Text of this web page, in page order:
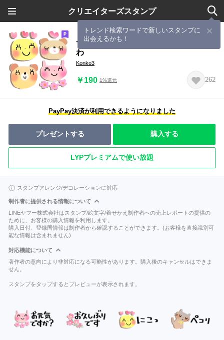
クリエイターズスタンプ
トレンド検索ワードで新しいスタンプに
出会えるかも！
サクっと送れる＊省スペース＊ゆるふ
わ
Konko3
￥190 1%還元 262
PayPay決済が利用できるようになりました
プレゼントする 購入する
LYPプレミアムで使い放題
スタンプアレンジ/デコレーションに対応
制作者に提供される情報について
LINEヤフー株式会社はスタンプ/絵文字/着せかえ制作者への売上レポートの提供の
ために、お客様の購入情報を利用します。
購入日付、登録国情報は制作者から確認することができます。(お客様を直接識別可
能な情報は含まれません)
対応機能について
著作者の意向により非対応になる可能性があります。購入後のキャンセルはできま
せん。
スタンプをタップするとプレビューが表示されます。